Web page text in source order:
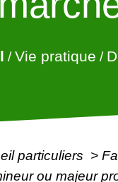
/Vie pratique /
particuliers >
ou majeur